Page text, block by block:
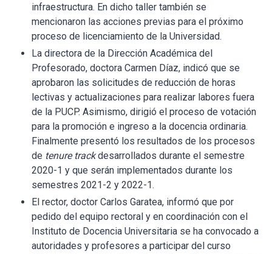
infraestructura. En dicho taller también se
mencionaron las acciones previas para el próximo
proceso de licenciamiento de la Universidad.
La directora de la Dirección Académica del
Profesorado, doctora Carmen Díaz, indicó que se
aprobaron las solicitudes de reducción de horas
lectivas y actualizaciones para realizar labores fuera
de la PUCP. Asimismo, dirigió el proceso de votación
para la promoción e ingreso a la docencia ordinaria.
Finalmente presentó los resultados de los procesos
de tenure trackdesarrollados durante el semestre
2020-1 y que serán implementados durante los
semestres 2021-2 y 2022-1.
El rector, doctor Carlos Garatea, informó que por
pedido del equipo rectoral y en coordinación con el
Instituto de Docencia Universitaria se ha convocado a
autoridades y profesores a participar del curso